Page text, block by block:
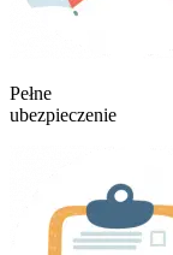
Pełne
ubezpieczenie